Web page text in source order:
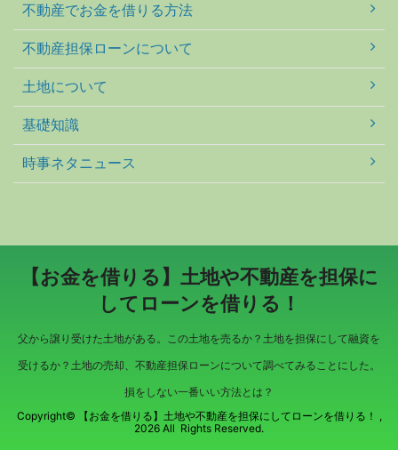
不動産でお金を借りる方法
不動産担保ローンについて
土地について
基礎知識
時事ネタニュース
【お金を借りる】土地や不動産を担保に
してローンを借りる！
父から譲り受けた土地がある。この土地を売るか？土地を担保にして融資を
受けるか？土地の売却、不動産担保ローンについて調べてみることにした。
損をしない一番いい方法とは？
Copyright© 【お金を借りる】土地や不動産を担保にしてローンを借りる！ ,
2026 All Rights Reserved.